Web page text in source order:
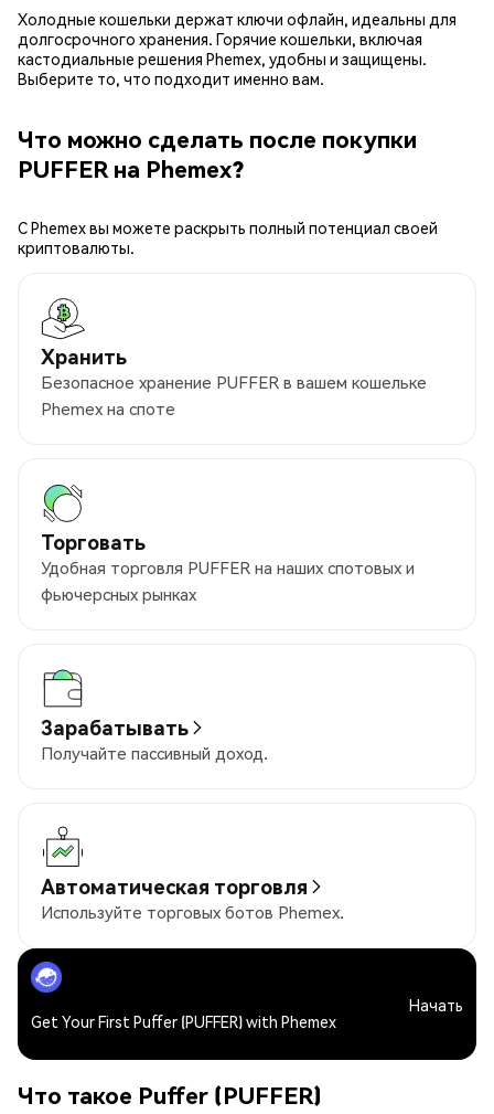
Холодные кошельки держат ключи офлайн, идеальны для
долгосрочного хранения. Горячие кошельки, включая
кастодиальные решения Phemex, удобны и защищены.
Выберите то, что подходит именно вам.
Что можно сделать после покупки
PUFFER на Phemex?
С Phemex вы можете раскрыть полный потенциал своей
криптовалюты.
Хранить
Безопасное хранение PUFFER в вашем кошельке
Phemex на споте
Торговать
Удобная торговля PUFFER на наших спотовых и
фьючерсных рынках
Зарабатывать
Получайте пассивный доход.
Автоматическая торговля
Используйте торговых ботов Phemex.
Get Your First Puffer (PUFFER) with Phemex
Начать
Что такое Puffer (PUFFER)